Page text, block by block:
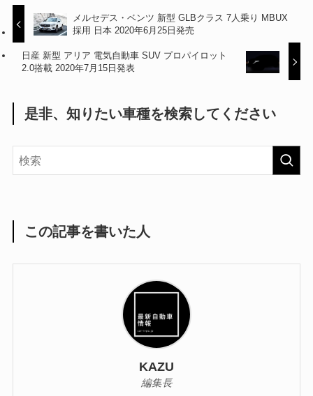
メルセデス・ベンツ 新型 GLBクラス 7人乗り MBUX
採用 日本 2020年6月25日発売
日産 新型 アリア 電気自動車 SUV プロパイロット
2.0搭載 2020年7月15日発表
是非、知りたい車種を検索してください
この記事を書いた人
KAZU
編集長